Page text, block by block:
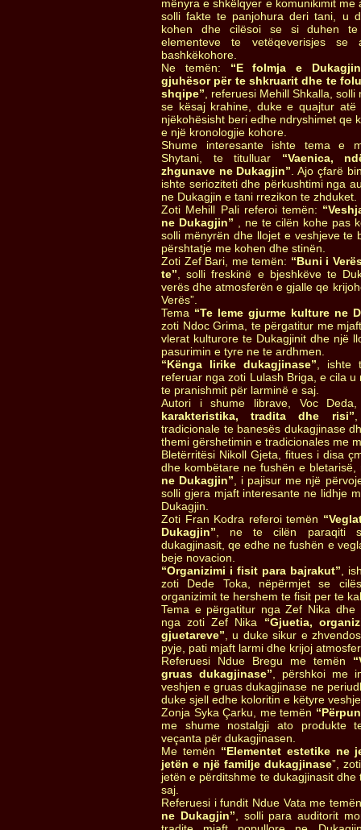
mënyra e shkëlqyer e komunikimit me
solli fakte te panjohura deri tani, u
kohen dhe cilësoi se si duhen te
elementeve te vetëqeverisjes se
bashkëkohore.
Ne temën: “E folmja e
gjuhësor për te shkruarit dhe te
shqipe” , referuesi Mehill Shkalla,
se kësaj krahine, duke e quajtur atë
njëkohësisht beri edhe ndryshimet qe
e një kronologjie kohore.
Shume interesante ishte tema e
Shytani, te titulluar “Vaenica,
zhgunave ne Dukagjin” . Ajo çfarë
ishte serioziteti dhe përkushtimi nga
ne Dukagjin e tani rrezikon te zhduket.
Zoti Mehill Pali referoi temën:
ne Dukagjin” , ne te cilën kohe pas
solli mënyrën dhe llojet e veshjeve te
përshtatje me kohen dhe stinën.
Zoti Zef Bari, me temën: “Buni i
te” , solli freskinë e bjeshkëve te
verës dhe atmosferën e gjalle qe
Verës”.
Tema “Te leme gjurme kulture ne
zoti Ndoc Grima, te përgatitur me
vlerat kulturore te Dukagjinit dhe një
pasurimin e tyre ne te ardhmen.
“Kënga lirike dukagjinase” , ishte
referuar nga zoti Lulash Briga, e cila
te pranishmit për larminë e saj.
Autori i shume librave, Voc
karakteristika, tradita dhe risi”
tradicionale te banesës dukagjinase
themi gërshetimin e tradicionales me
Bletërritësi Nikoll Gjeta, fitues i disa
dhe kombëtare ne fushën e
ne Dukagjin” , i pajisur me një
solli gjera mjaft interesante ne lidhje
Dukagjin.
Zoti Fran Kodra referoi temën
Dukagjin” , ne te cilën paraqiti
dukagjinasit, qe edhe ne fushën e
beje novacion.
“Organizimi i fisit para bajrakut” ,
zoti Dede Toka, nëpërmjet se
organizimit te hershem te fisit per te
Tema e përgatitur nga Zef Nika dhe
nga zoti Zef Nika “Gjuetia,
gjuetareve” , u duke sikur e
pyje, pati mjaft larmi dhe krijoj
Referuesi Ndue Bregu me temën
gruas dukagjinase” , përshkoi me
veshjen e gruas dukagjinase ne
duke sjell edhe koloritin e këtyre
Zonja Syka Çarku, me temën
me shume nostalgji ato produkte
veçanta për dukagjinasen.
Me temën “Elementet estetike ne
jetën e një familje dukagjinase”,
jetën e përditshme te dukagjinasit
saj.
Referuesi i fundit Ndue Vata me
ne Dukagjin” , solli para auditorit